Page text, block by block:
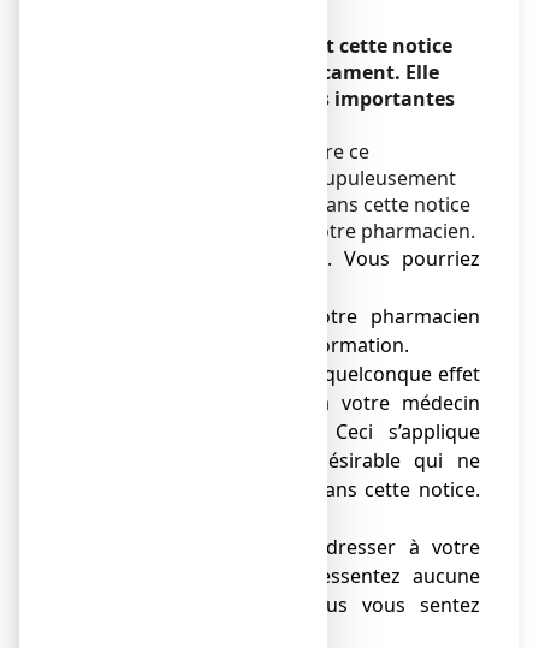
Veuillez lire attentivement cette notice
avant de prendre ce médicament. Elle
contient des informations importantes
Vous devez toujours prendre ce
médicament en suivant scrupuleusement
les informations fournies dans cette notice
ou par votre médecin ou votre pharmacien.
● Gardez cette notice. Vous pourriez
● Adressez-vous à votre pharmacien
pour tout conseil ou information.
● Si vous ressentez un quelconque effet
indésirable, parlez-en à votre médecin
ou votre pharmacien. Ceci s’applique
aussi à tout effet indésirable qui ne
serait pas mentionné dans cette notice.
● Vous devez vous adresser à votre
médecin si vous ne ressentez aucune
amélioration ou si vous vous sentez